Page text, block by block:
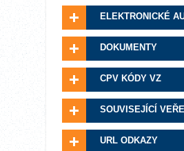
ELEKTRONICKÉ
DOKUMENTY
CPV KÓDY VZ
SOUVISEJÍCÍ
URL ODKAZY